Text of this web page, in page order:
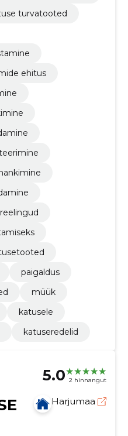
turvatooted
ehitus
paigaldus
müük
katusele
katuseredelid
5.0 2 hinnangut
Harjumaa